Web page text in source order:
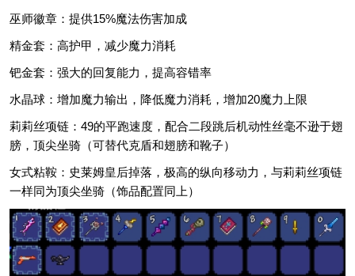
巫师徽章：提供15%魔法伤害加成
精金套：高护甲，减少魔力消耗
钯金套：强大的回复能力，提高容错率
水晶球：增加魔力输出，降低魔力消耗，增加20魔力上限
莉莉丝项链：49的平跑速度，配合二段跳后机动性丝毫不逊于翅
膀，顶尖坐骑（可替代克盾和翅膀和靴子）
女式粘鞍：史莱姆皇后掉落，极高的纵向移动力，与莉莉丝项链
一样同为顶尖坐骑（饰品配置同上）